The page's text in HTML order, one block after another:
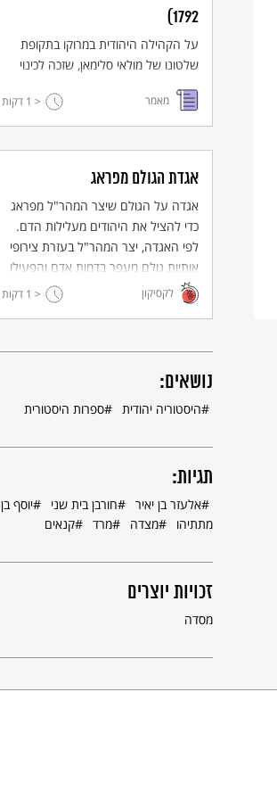
את התפיסה ההגמונית. הנה, קחו
לדוגמא את ספר הספרים - התנ"ך.
1792)
על הקהילה היהודית במרוקו בתקופת
שלטונו של מולאי סלימאן, שזכה לכינוי
"המלך החסיד".
מאמר < 1 דקות
אגדת הגולם מפראג
אגדה על הגולם שיצר המהר"ל מפראג
כדי להציל את היהודים מעלילות הדם.
לפי האגדה, יצר המהר"ל בעזרת צירופי
אותיות גולם מעפר בדמות אדם והפעילו
באמצעות קלף שהניח תחת לשונו ועליו
שם ה'.
לקסיקון < 1 דקות
נושאים:
היסטוריה יהודית ספרות היסטורית
תגיות:
אלעזר בן יאיר חורבן בית שני
יוסף בן
מתתיהו
מצדה מרד קנאים
זכויות יוצרים
מסדה